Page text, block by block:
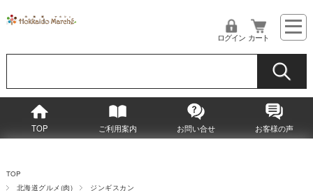
ログイン カート
TOP ご利用案内 お問い合せ お客様の声
TOP
北海道グルメ(肉)
ジンギスカン